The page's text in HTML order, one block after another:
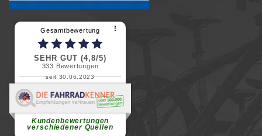
Gesamtbewertung ⠇
SEHR GUT (4,8/5)
333 Bewertungen
seit 30.06.2023
Kundenbewertungen
verschiedener Quellen
Renate H.
Vielen Dank für ein herzliches